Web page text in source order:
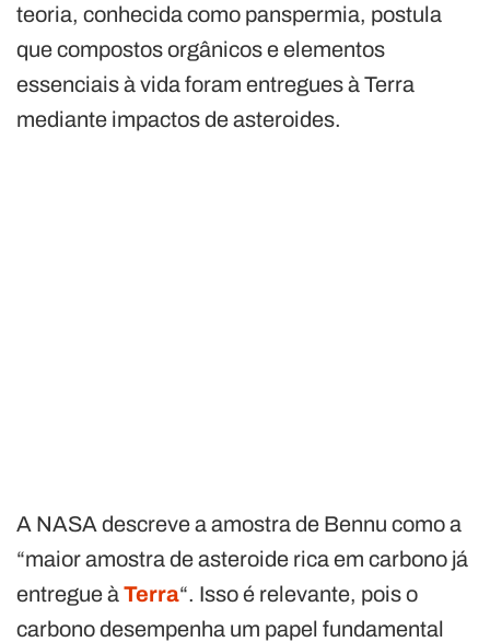
teoria, conhecida como panspermia, postula
que compostos orgânicos e elementos
essenciais à vida foram entregues à Terra
mediante impactos de asteroides.
A NASA descreve a amostra de Bennu como a
“maior amostra de asteroide rica em carbono já
entregue àTerra“. Isso é relevante, pois o
carbono desempenha um papel fundamental